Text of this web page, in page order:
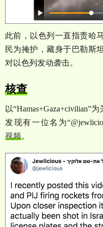
此前，以色列一直指责哈
民为掩护，藏身于巴勒斯
对以色列发动袭击。
核查
以“Hamas+Gaza+civilian”为
发现有一位名为
视频。